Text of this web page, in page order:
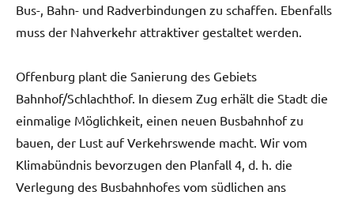
Bus-, Bahn- und Radverbindungen zu schaffen. Ebenfalls
muss der Nahverkehr attraktiver gestaltet werden.
Offenburg plant die Sanierung des Gebiets
Bahnhof/Schlachthof. In diesem Zug erhält die Stadt die
einmalige Möglichkeit, einen neuen Busbahnhof zu
bauen, der Lust auf Verkehrswende macht. Wir vom
Klimabündnis bevorzugen den Planfall 4, d. h. die
Verlegung des Busbahnhofes vom südlichen ans